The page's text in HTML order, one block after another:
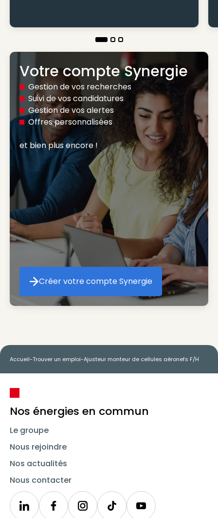
Votre compte Synergie
Gestion de vos recherches
Suivi de vos candidatures
Gestion de vos alertes
Offres personnalisées
et bien plus encore !
Créer votre compte Synergie
Créer votre compte Synergie
Accueil-Trouver un emploi-Ajusteur monteur de cellules aéronefs F/H
Nos énergies en commun
Le groupe
Nous rejoindre
Nos actualités
Nous contacter
LinkedinSynergieInstagramTikTok Youtube